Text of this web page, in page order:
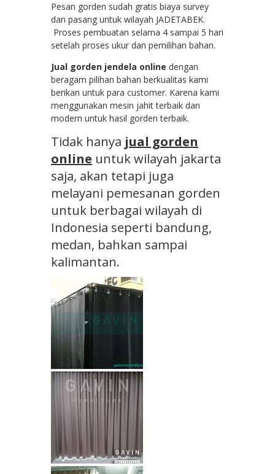
Pesan gorden sudah gratis biaya survey
dan pasang untuk wilayah JADETABEK.
Proses pembuatan selama 4 sampai 5 hari
setelah proses ukur dan pemilihan bahan.
Jual gorden jendela online dengan
beragam pilihan bahan berkualitas kami
berikan untuk para customer. Karena kami
menggunakan mesin jahit terbaik dan
modern untuk hasil gorden terbaik.
Tidak hanya jual gorden
online untuk wilayah jakarta
saja, akan tetapi juga
melayani pemesanan gorden
untuk berbagai wilayah di
Indonesia seperti bandung,
medan, bahkan sampai
kalimantan.